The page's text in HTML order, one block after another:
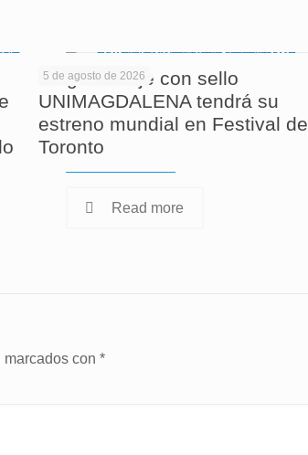
5 de agosto de 2026
Largometraje con sello
UNIMAGDALENA tendrá su
estreno mundial en Festival de
Toronto
Read more
marcados con *